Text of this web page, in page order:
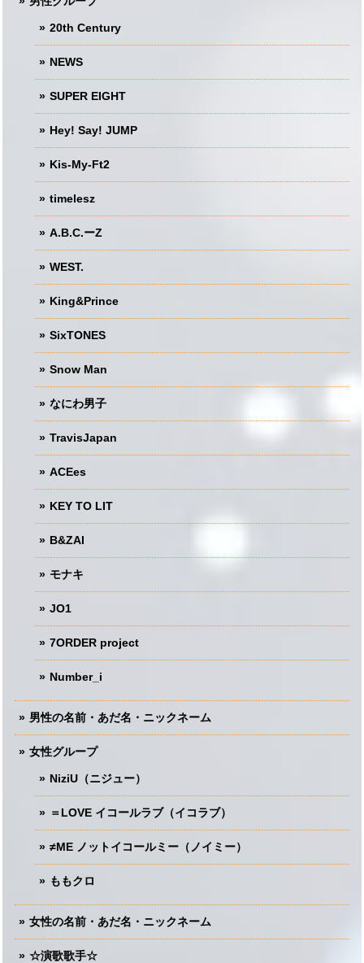
20th Century
NEWS
SUPER EIGHT
Hey! Say! JUMP
Kis-My-Ft2
timelesz
A.B.C.ーZ
WEST.
King&Prince
SixTONES
Snow Man
なにわ男子
TravisJapan
ACEes
KEY TO LIT
B&ZAI
モナキ
JO1
7ORDER project
Number_i
男性の名前・あだ名・ニックネーム
女性グループ
NiziU（ニジュー）
＝LOVE イコールラブ（イコラブ）
≠ME ノットイコールミー（ノイミー）
ももクロ
女性の名前・あだ名・ニックネーム
☆演歌歌手☆